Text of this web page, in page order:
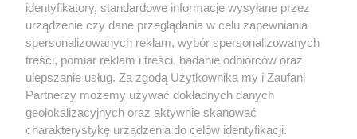
identyfikatory, standardowe informacje wysyłane przez
urządzenie czy dane przeglądania w celu zapewniania
spersonalizowanych reklam, wybór spersonalizowanych
treści, pomiar reklam i treści, badanie odbiorców oraz
ulepszanie usług. Za zgodą Użytkownika my i Zaufani
Partnerzy możemy używać dokładnych danych
geolokalizacyjnych oraz aktywnie skanować
charakterystykę urządzenia do celów identyfikacji.